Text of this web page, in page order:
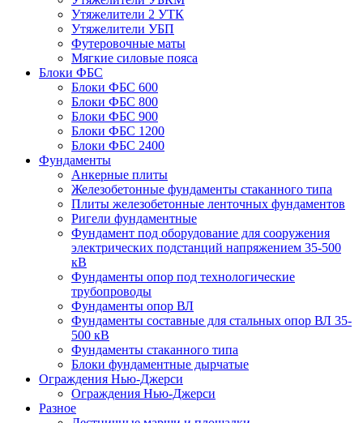
Утяжелители 2 УТК
Утяжелители УБП
Футеровочные маты
Мягкие силовые пояса
Блоки ФБС
Блоки ФБС 600
Блоки ФБС 800
Блоки ФБС 900
Блоки ФБС 1200
Блоки ФБС 2400
Фундаменты
Анкерные плиты
Железобетонные фундаменты стаканного типа
Плиты железобетонные ленточных фундаментов
Ригели фундаментные
Фундамент под оборудование для сооружения
электрических подстанций напряжением 35-500
кВ
Фундаменты опор под технологические
трубопроводы
Фундаменты опор ВЛ
Фундаменты составные для стальных опор ВЛ 35-
500 кВ
Фундаменты стаканного типа
Блоки фундаментные дырчатые
Ограждения Нью-Джерси
Ограждения Нью-Джерси
Разное